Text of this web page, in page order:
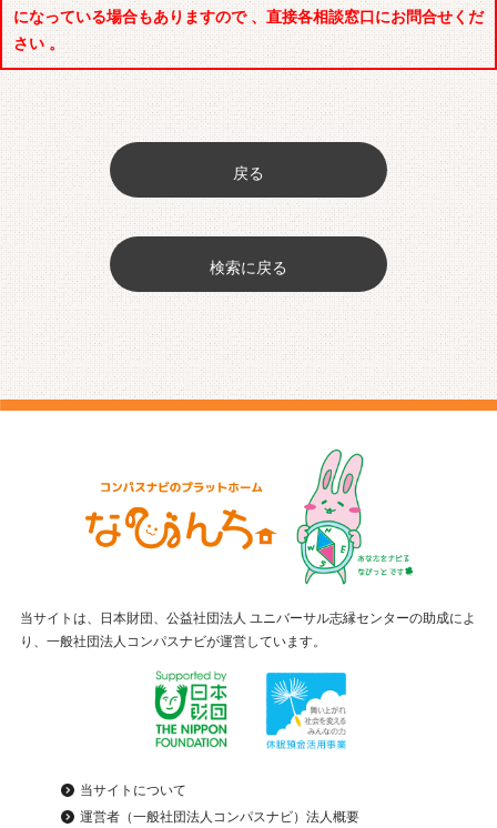
になっている場合もありますので 、直接各相談窓口にお問合せくだ
さい 。
戻る
検索に戻る
当サイトは、日本財団、公益社団法人 ユニバーサル志縁センターの助成によ
り、一般社団法人コンパスナビが運営しています。
当サイトについて
運営者（一般社団法人コンパスナビ）法人概要